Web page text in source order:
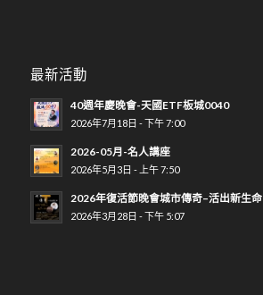
最新活動
40週年慶晚會-天國ETF板城0040
2026年7月18日 - 下午 7:00
2026-05月-名人講座
2026年5月3日 - 上午 7:50
2026年復活節晚會城市傳奇–活出新生命
2026年3月28日 - 下午 5:07